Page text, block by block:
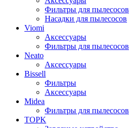
Фильтры для пылесосов
Насадки для пылесосов
Viomi
Аксессуары
Фильтры для пылесосов
Neato
Аксессуары
Bissell
Фильтры
Аксессуары
Midea
Фильтры для пылесосов
TOPK